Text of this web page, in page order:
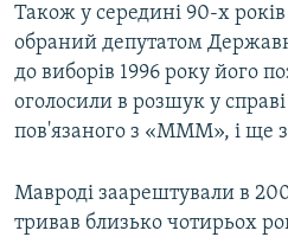
Також у середині 90-х
обраний депутатом
до виборів 1996 року його
оголосили в розшук у
пов'язаного з «МММ», і ще
Мавроді заарештували в
тривав близько чотирьох